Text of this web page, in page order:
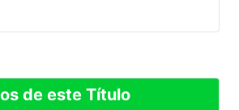
de este Título